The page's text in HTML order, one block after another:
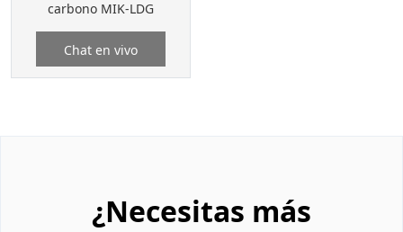
carbono MIK-LDG
Chat en vivo
¿Necesitas más